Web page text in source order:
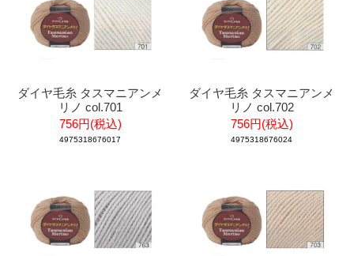
ダイヤ毛糸 タスマニアンメ
リノ col.701
756円(税込)
4975318676017
ダイヤ毛糸 タスマニアンメ
リノ col.702
756円(税込)
4975318676024